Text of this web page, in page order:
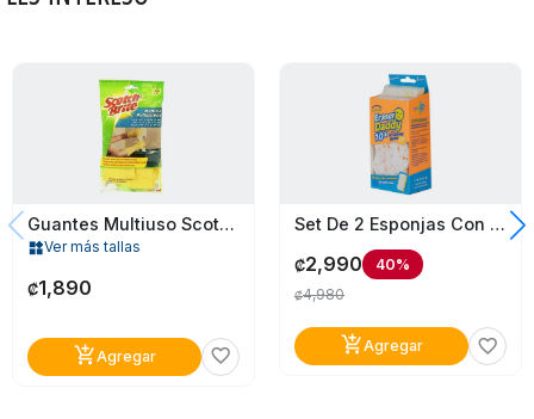
Guantes Multiuso Scotch Brite
widgetsVer más tallas
₡1,890
add_shopping_cartAgregar favorite_border
Set De 2 Esponjas Con Borrador Scrub Daddy
₡2,990 40%
₡4,980
add_shopping_cartAgregar favorite_border